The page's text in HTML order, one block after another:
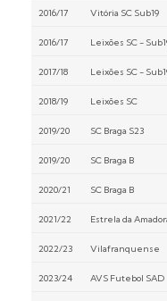
2016/17 Vitória SC Sub19
2016/17 Leixões SC -
2017/18 Leixões SC -
2018/19 Leixões SC
2019/20 SC Braga S23
2019/20 SC Braga B
2020/21 SC Braga B
2021/22 Estrela da
2022/23 Vilafranquense
2023/24 AVS Futebol SAD